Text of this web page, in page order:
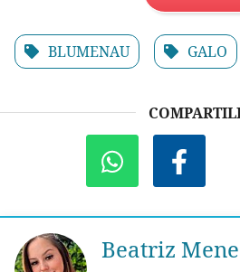
BLUMENAU GALO
Beatriz